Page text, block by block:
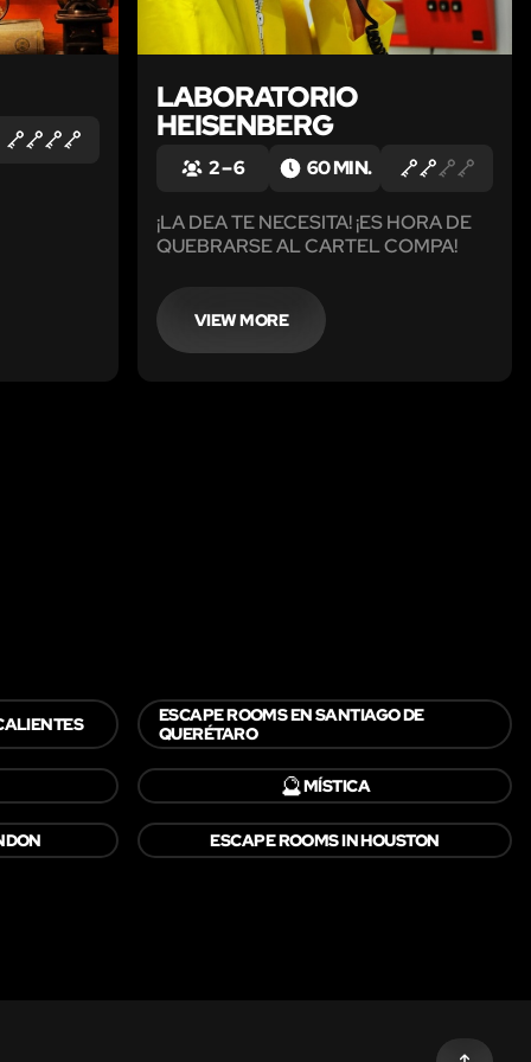
LABORATORIO
HEISENBERG
2 – 6 60 MIN.
¡LA DEA TE NECESITA! ¡ES HORA DE
QUEBRARSE AL CARTEL COMPA!
VIEW MORE
ESCAPE ROOMS EN SANTIAGO DE
QUERÉTARO
🔮MÍSTICA
ESCAPE ROOMS IN HOUSTON